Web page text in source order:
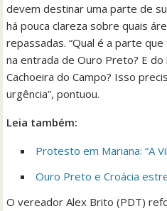
devem destinar uma parte de
há pouca clareza sobre quais
repassadas. “Qual é a parte
na entrada de Ouro Preto? E
Cachoeira do Campo? Isso
urgência”, pontuou.
Leia também:
Protesto em Mariana: “A
Ouro Preto e Croácia
O vereador Alex Brito (PDT)